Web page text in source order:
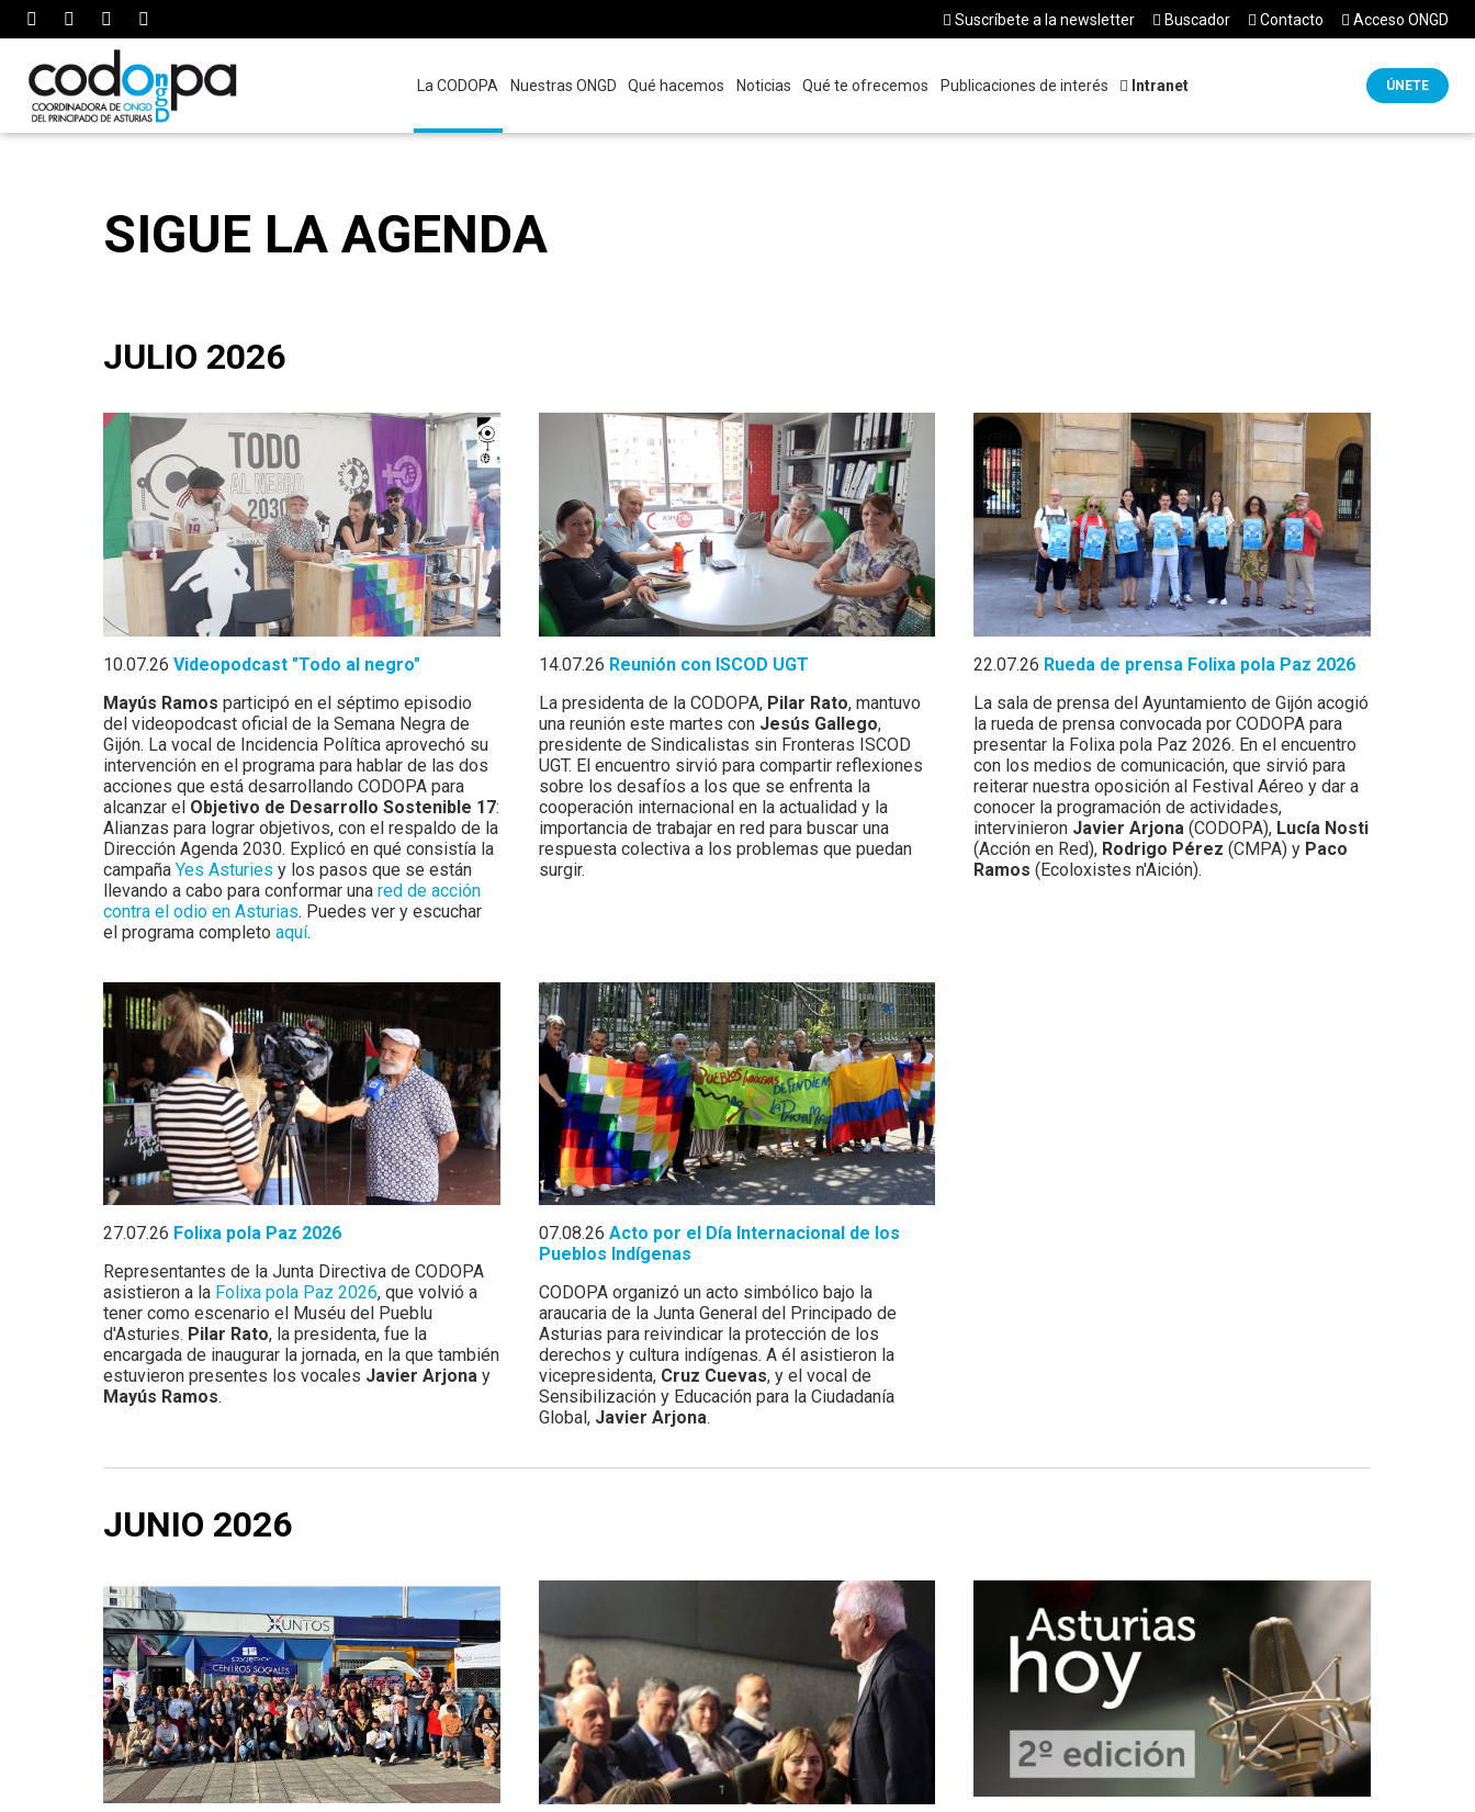
Suscríbete a la newsletter Buscador Contacto Acceso ONGD
La CODOPA Nuestras ONGD Qué hacemos Noticias Qué te ofrecemos Publicaciones de interés Intranet ÚNETE
SIGUE LA AGENDA
JULIO 2026
10.07.26Videopodcast "Todo al negro"
Mayús Ramos participó en el séptimo episodio
del videopodcast oficial de la Semana Negra de
Gijón. La vocal de Incidencia Política aprovechó su
intervención en el programa para hablar de las dos
acciones que está desarrollando CODOPA para
alcanzar el Objetivo de Desarrollo Sostenible 17:
Alianzas para lograr objetivos, con el respaldo de la
Dirección Agenda 2030. Explicó en qué consistía la
campañaYes Asturies y los pasos que se están
llevando a cabo para conformar unared de acción
contra el odio en Asturias. Puedes ver y escuchar
el programa completoaquí.
14.07.26 Reunión con ISCOD UGT
La presidenta de la CODOPA,Pilar Rato, mantuvo
una reunión este martes con Jesús Gallego,
presidente de Sindicalistas sin Fronteras ISCOD
UGT. El encuentro sirvió para compartir reflexiones
sobre los desafíos a los que se enfrenta la
cooperación internacional en la actualidad y la
importancia de trabajar en red para buscar una
respuesta colectiva a los problemas que puedan
surgir.
22.07.26 Rueda de prensa Folixa pola Paz 2026
La sala de prensa del Ayuntamiento de Gijón acogió
la rueda de prensa convocada por CODOPA para
presentar la Folixa pola Paz 2026. En el encuentro
con los medios de comunicación, que sirvió para
reiterar nuestra oposición al Festival Aéreo y dar a
conocer la programación de actividades,
intervinieron Javier Arjona (CODOPA), Lucía Nosti
(Acción en Red),Rodrigo Pérez (CMPA) y Paco
Ramos (Ecoloxistes n'Aición).
27.07.26 Folixa pola Paz 2026
Representantes de la Junta Directiva de CODOPA
asistieron a la Folixa pola Paz 2026, que volvió a
tener como escenario el Muséu del Pueblu
d'Asturies. Pilar Rato, la presidenta, fue la
encargada de inaugurar la jornada, en la que también
estuvieron presentes los vocales Javier Arjona y
Mayús Ramos.
07.08.26 Acto por el Día Internacional de los
Pueblos Indígenas
CODOPA organizó un acto simbólico bajo la
araucaria de la Junta General del Principado de
Asturias para reivindicar la protección de los
derechos y cultura indígenas. A él asistieron la
vicepresidenta, Cruz Cuevas, y el vocal de
Sensibilización y Educación para la Ciudadanía
Global, Javier Arjona.
JUNIO 2026